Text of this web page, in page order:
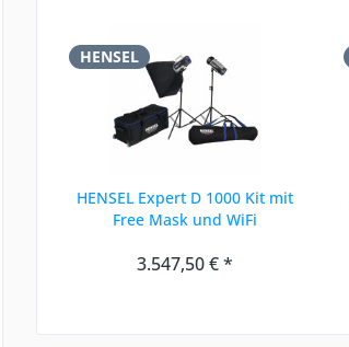
HENSEL
HENSEL Expert D 1000 Kit mit
Free Mask und WiFi
3.547,50 € *